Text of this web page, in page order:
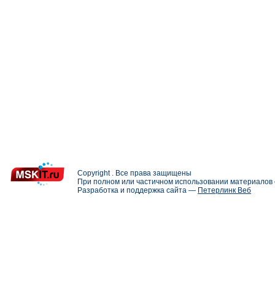
Copyright . Все права защищены
При полном или частичном использовании
Разработка и поддержка сайта — Петерлинк Веб